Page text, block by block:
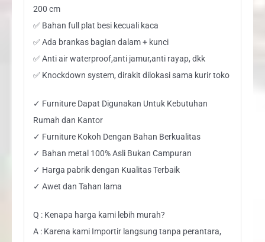
200 cm
✅ Bahan full plat besi kecuali kaca
✅ Ada brankas bagian dalam + kunci
✅ Anti air waterproof,anti jamur,anti rayap, dkk
✅ Knockdown system, dirakit dilokasi sama kurir toko
✓ Furniture Dapat Digunakan Untuk Kebutuhan
Rumah dan Kantor
✓ Furniture Kokoh Dengan Bahan Berkualitas
✓ Bahan metal 100% Asli Bukan Campuran
✓ Harga pabrik dengan Kualitas Terbaik
✓ Awet dan Tahan lama
Q : Kenapa harga kami lebih murah?
A : Karena kami Importir langsung tanpa perantara,